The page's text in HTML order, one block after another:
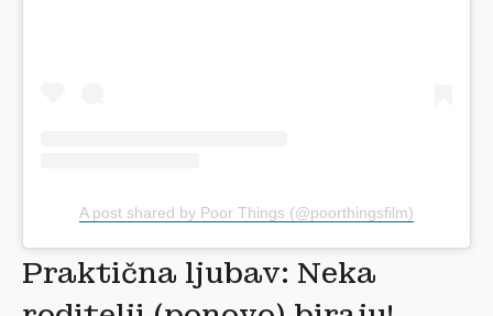
A post shared by Poor Things (@poorthingsfilm)
Praktična ljubav: Neka